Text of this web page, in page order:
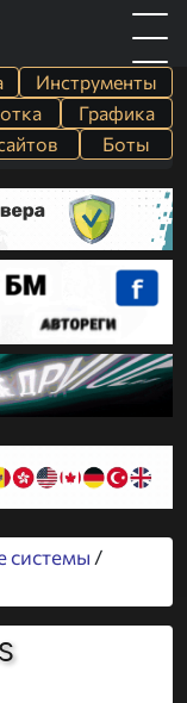
Инструменты
Графика
Боты
системы /